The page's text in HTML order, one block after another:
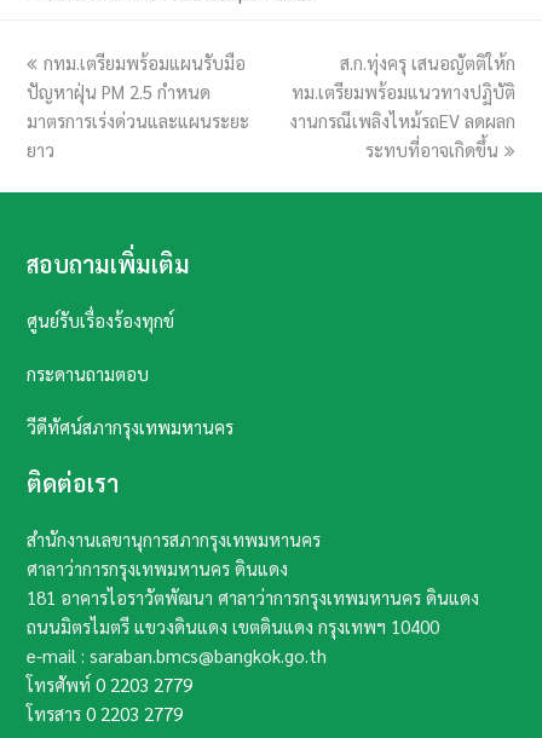
previous
post:
กทม.เตรียมพร้อมแผนรับมือ
ปัญหาฝุ่น PM 2.5 กำหนด
มาตรการเร่งด่วนและแผนระยะ
ยาว
next
post:
ส.ก.ทุ่งครุ เสนอญัตติให้ก
ทม.เตรียมพร้อมแนวทางปฏิบัติ
งานกรณีเพลิงไหม้รถEV ลดผลก
ระทบที่อาจเกิดขึ้น
สอบถามเพิ่มเติม
ศูนย์รับเรื่องร้องทุกข์
กระดานถามตอบ
วีดีทัศน์สภากรุงเทพมหานคร
ติดต่อเรา
สำนักงานเลขานุการสภากรุงเทพมหานคร
ศาลาว่าการกรุงเทพมหานคร ดินแดง
181 อาคารไอราวัตพัฒนา ศาลาว่าการกรุงเทพมหานคร ดินแดง
ถนนมิตรไมตรี แขวงดินแดง เขตดินแดง กรุงเทพฯ​ 10400​
e-mail : saraban.bmcs@bangkok.go.th
โทรศัพท์0 2203 2779
โทรสาร0 2203 2779